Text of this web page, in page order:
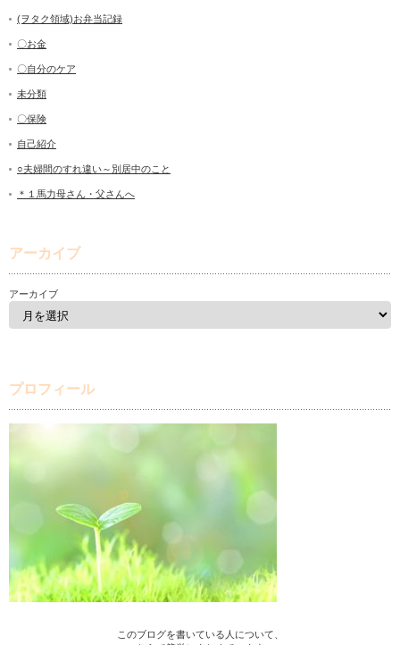
(ヲタク領域)お弁当記録
〇お金
〇自分のケア
未分類
〇保険
自己紹介
○夫婦間のすれ違い～別居中のこと
＊１馬力母さん・父さんへ
アーカイブ
アーカイブ
プロフィール
このブログを書いている人について、